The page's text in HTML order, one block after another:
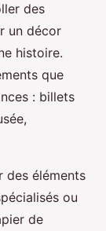
des
un décor
histoire.
que
: billets
des éléments
ou
de